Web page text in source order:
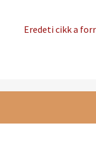
Eredeti cikk a